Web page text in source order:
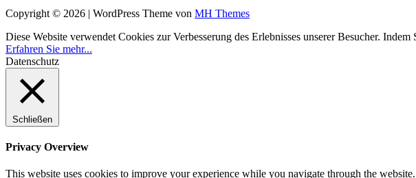
Copyright © 2026 | WordPress Theme von MH Themes
Diese Website verwendet Cookies zur Verbesserung des Erlebnisses unserer Besucher.
Erfahren Sie mehr...
Datenschutz
Schließen
Privacy Overview
This website uses cookies to improve your experience while you navigate through the